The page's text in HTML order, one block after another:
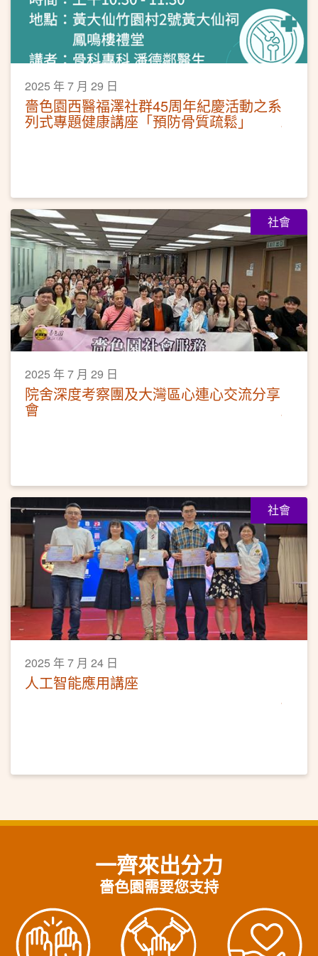
2025 年 7 月 29 日
嗇色園西醫福澤社群45周年紀慶活動之系
列式專題健康講座「預防骨質疏鬆」
社會
2025 年 7 月 29 日
院舍深度考察團及大灣區心連心交流分享
會
社會
2025 年 7 月 24 日
人工智能應用講座
一齊來出分力
嗇色園需要您支持